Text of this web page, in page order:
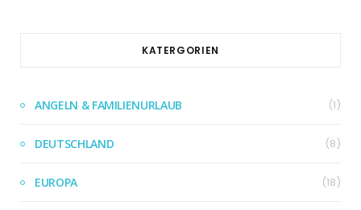
KATERGORIEN
ANGELN & FAMILIENURLAUB (1)
DEUTSCHLAND (8)
EUROPA (18)